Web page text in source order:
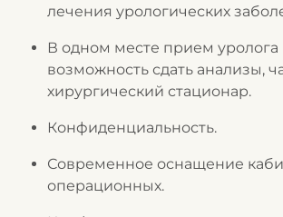
лечения урологических
В одном месте прием уролога
возможность сдать анализы,
хирургический стационар.
Конфиденциальность.
Современное оснащение
операционных.